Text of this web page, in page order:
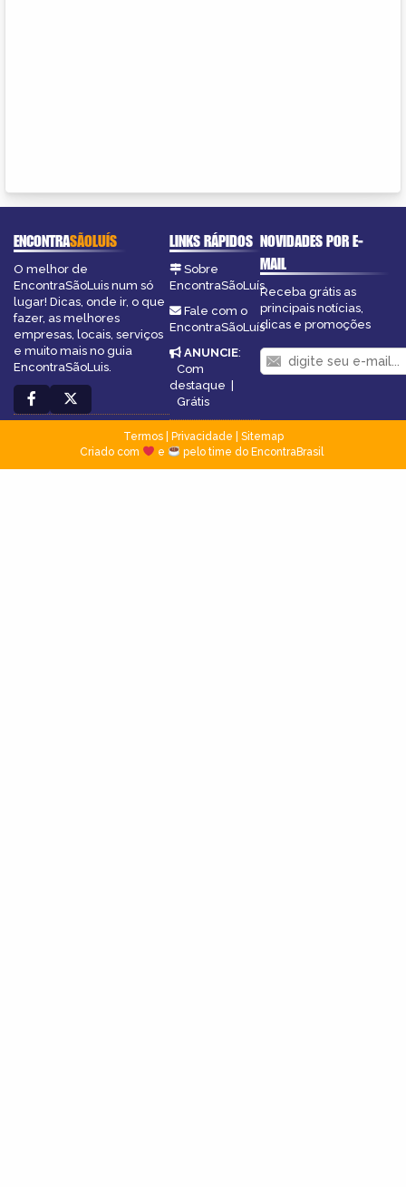
ENCONTRASÃOLUÍS
O melhor de
EncontraSãoLuis num só
lugar! Dicas, onde ir, o que
fazer, as melhores
empresas, locais, serviços
e muito mais no guia
EncontraSãoLuis.
LINKS RÁPIDOS
Sobre
EncontraSãoLuís
Fale com o
EncontraSãoLuís
ANUNCIE:
Com
destaque |
Grátis
NOVIDADES POR E-
MAIL
Receba grátis as
principais notícias,
dicas e promoções
Termos| Privacidade
Sitemap
Criado com
e pelo time do EncontraBrasil